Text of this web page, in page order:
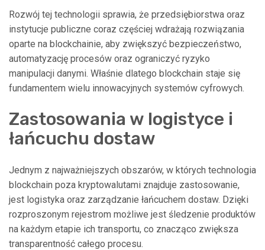
Rozwój tej technologii sprawia, że przedsiębiorstwa oraz
instytucje publiczne coraz częściej wdrażają rozwiązania
oparte na blockchainie, aby zwiększyć bezpieczeństwo,
automatyzację procesów oraz ograniczyć ryzyko
manipulacji danymi. Właśnie dlatego blockchain staje się
fundamentem wielu innowacyjnych systemów cyfrowych.
Zastosowania w logistyce i
łańcuchu dostaw
Jednym z najważniejszych obszarów, w których technologia
blockchain poza kryptowalutami znajduje zastosowanie,
jest logistyka oraz zarządzanie łańcuchem dostaw. Dzięki
rozproszonym rejestrom możliwe jest śledzenie produktów
na każdym etapie ich transportu, co znacząco zwiększa
transparentność całego procesu.